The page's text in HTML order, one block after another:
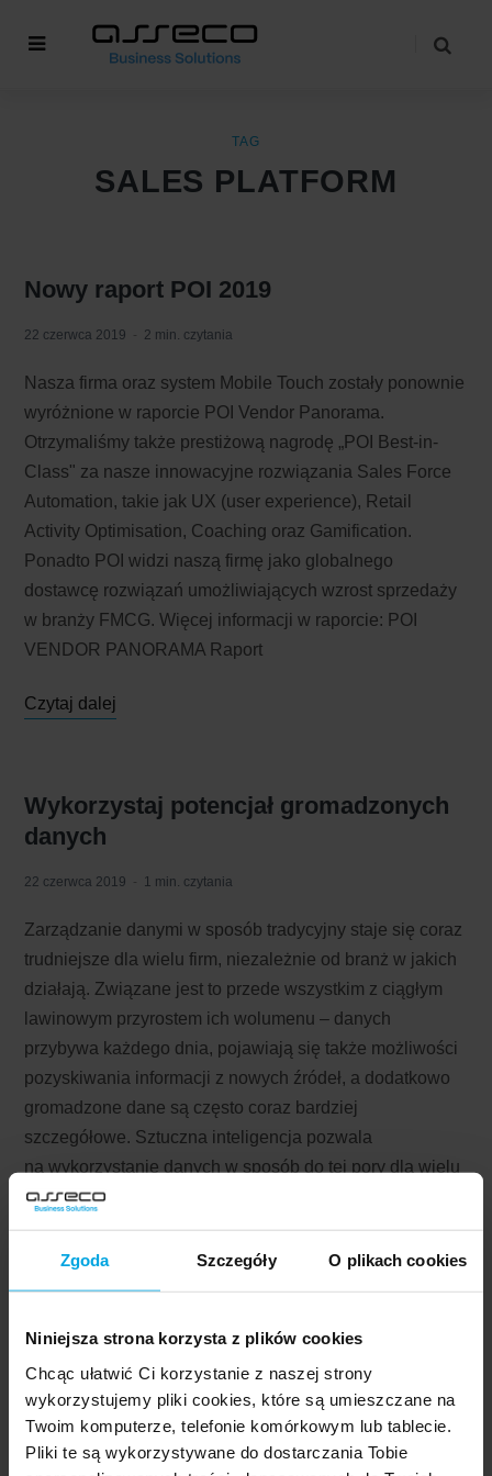
Zgoda Szczegóły O plikach cookies
Niniejsza strona korzysta z plików cookies
Chcąc ułatwić Ci korzystanie z naszej strony
wykorzystujemy pliki cookies, które są umieszczane na
Twoim komputerze, telefonie komórkowym lub tablecie.
Pliki te są wykorzystywane do dostarczania Tobie
TAG
SALES PLATFORM
Nowy raport POI 2019
22 czerwca 2019 2 min. czytania
Nasza firma oraz system Mobile Touch zostały ponownie
wyróżnione w raporcie POI Vendor Panorama.
Otrzymaliśmy także prestiżową nagrodę „POI Best-in-
Class" za nasze innowacyjne rozwiązania Sales Force
Automation, takie jak UX (user experience), Retail
Activity Optimisation, Coaching oraz Gamification.
Ponadto POI widzi naszą firmę jako globalnego
dostawcę rozwiązań umożliwiających wzrost sprzedaży
w branży FMCG. Więcej informacji w raporcie: POI
VENDOR PANORAMA Raport
Czytaj dalej
Wykorzystaj potencjał gromadzonych
danych
22 czerwca 2019 1 min. czytania
Zarządzanie danymi w sposób tradycyjny staje się coraz
trudniejsze dla wielu firm, niezależnie od branż w jakich
działają. Związane jest to przede wszystkim z ciągłym
lawinowym przyrostem ich wolumenu – danych
przybywa każdego dnia, pojawiają się także możliwości
pozyskiwania informacji z nowych źródeł, a dodatkowo
gromadzone dane są często coraz bardziej
szczegółowe. Sztuczna inteligencja pozwala
na wykorzystanie danych w sposób do tej pory dla wielu
firm nieosiągalny, umożliwiając sprawną i efektywną
analizę danych oraz pozyskiwanie wartościowych
insightów, niezbędnych do podejmowania decyzji
zarządczych. Dzięki temu można np. sprzedawać
zbudowanych w oparciu o mechanizmy AI może
wesprzeć…
Czytaj dalej